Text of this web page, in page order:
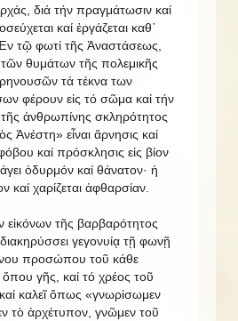
διά τήν πραγμάτωσιν καί
καί ἐργάζεται καθ᾿
τῷ φωτί τῆς Ἁναστάσεως,
θυμάτων τῆς πολεμικῆς
τά τέκνα των
φέρουν εἰς τό σῶμα καί τήν
ἀνθρωπίνης σκληρότητος
Ἀνέστη» εἶναι ἄρνησις καί
καί πρόσκλησις εἰς βίον
ὀδυρμόν καί θάνατον· ἡ
καί χαρίζεται ἀφθαρσίαν.
τῆς βαρβαρότητος
γεγονυίᾳ τῇ φωνῇ
προσώπου τοῦ κάθε
γῆς, καί τό χρέος τοῦ
καλεῖ ὅπως «γνωρίσωμεν
τὸ ἀρχέτυπον, γνῶμεν τοῦ